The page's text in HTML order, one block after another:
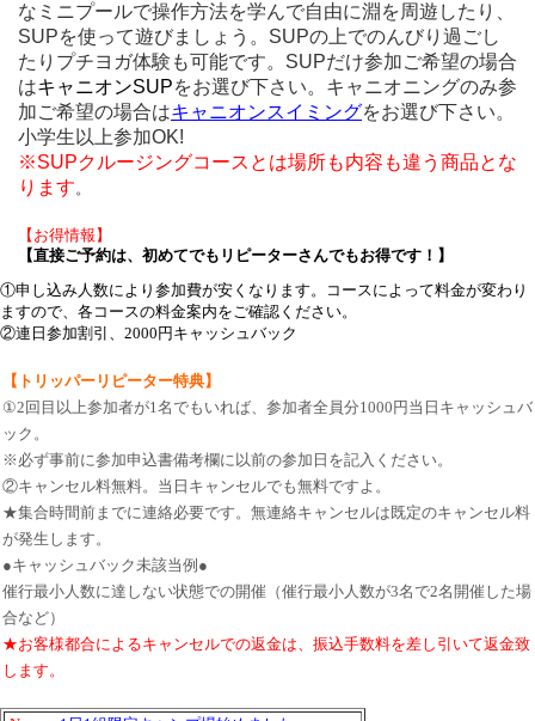
なミニプールで操作方法を学んで自由に淵を周遊したり、
SUPを使って遊びましょう。SUPの上でのんびり過ごし
たりプチヨガ体験も可能です。SUPだけ参加ご希望の場合
はキャニオンSUPをお選び下さい。キャニオニングのみ参
加ご希望の場合はキャニオンスイミングをお選び下さい。
小学生以上参加OK!
※SUPクルージングコースとは場所も内容も違う商品とな
ります。
【お得情報】
【直接ご予約は、初めてでもリピーターさんでもお得です！】
①申し込み人数により参加費が安くなります。コースによって料金が変わり
ますので、各コースの料金案内をご確認ください。
②連日参加割引、 2000 円 キャッシュバック
【トリッパーリピーター特典】
①2 回目以上参加者が1名でもいれば、参加者全員分1000 円当日キャッシュバ
ック。
※必ず事前に参加申込書備考欄に以前の参加日を記入ください。
②キャンセル料無料。当日キャンセルでも無料ですよ。
★集合時間前までに連絡必要です。無連絡キャンセルは既定のキャンセル料
が発生します。
●キャッシュバック未該当例●
催行最小人数に達しない状態での開催（催行最小人数が3名で2名開催した場
合など）
★お客様都合によるキャンセルでの返金は、振込手数料を差し引いて返金致
します。